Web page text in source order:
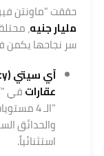
حققت “ماونتن
مليار جنيه
سر نجاحها يكمن
آي سيتي (iCity)
عقاراتفي
“الـ 4
والحدائق
استثنائياً.